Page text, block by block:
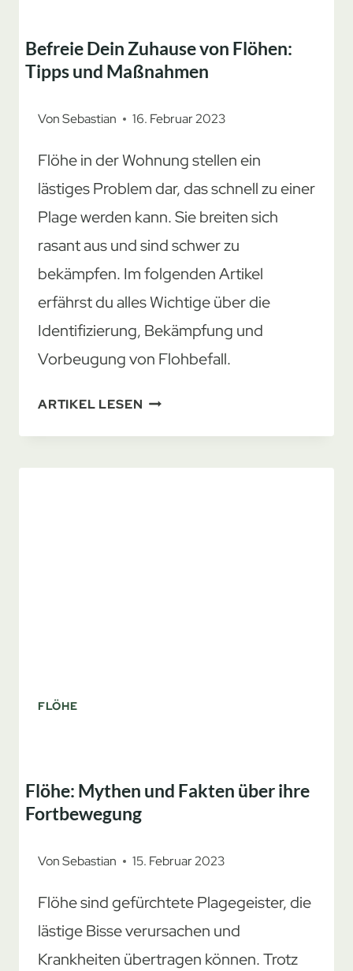
Befreie Dein Zuhause von Flöhen:
Tipps und Maßnahmen
VonSebastian 16. Februar 2023
Flöhe in der Wohnung stellen ein
lästiges Problem dar, das schnell zu einer
Plage werden kann. Sie breiten sich
rasant aus und sind schwer zu
bekämpfen. Im folgenden Artikel
erfährst du alles Wichtige über die
Identifizierung, Bekämpfung und
Vorbeugung von Flohbefall.
ARTIKEL LESEN BEFREIE
FLÖHE
Flöhe: Mythen und Fakten über ihre
Fortbewegung
VonSebastian 15. Februar 2023
Flöhe sind gefürchtete Plagegeister, die
lästige Bisse verursachen und
Krankheiten übertragen können. Trotz